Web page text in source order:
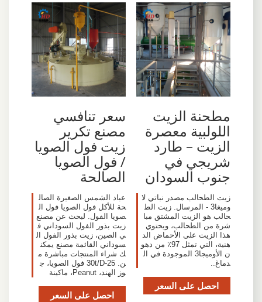
مطحنة الزيت
اللولبية معصرة
الزيت – طارد
شريجي في
جنوب السودان
زيت الطحالب مصدر نباتي لا
وميغا3 - المرسال. زيت الط
حالب هو الزيت المشتق مبا
شرة من الطحالب، ويحتوي
هذا الزيت على الأحماض الد
هنية، التي تمثل 97٪ من دهو
ن الأوميجا3 الموجودة في ال
دماغ..
احصل على السعر
سعر تنافسي
مصنع تكرير
زيت فول الصويا
/ فول الصويا
الصالحة
عباد الشمس الصغيرة الصال
حة للأكل فول الصويا فول ال
صويا الفول. لبحث عن مصنع
زيت بذور الفول السوداني ف
ي الصين، زيت بذور الفول ال
سوداني القائمة مصنع يمكن
ك شراء المنتجات مباشرة م
ن. 25-30t/D فول الصويا، ج
وز الهند، Peanut، ماكينة
احصل على السعر